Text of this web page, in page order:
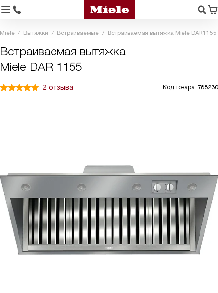
Miele Вытяжки Встраиваемые Встраиваемая вытяжка Miele DAR1155
Встраиваемая вытяжка
Miele DAR 1155
2 отзыва Код товара: 788230